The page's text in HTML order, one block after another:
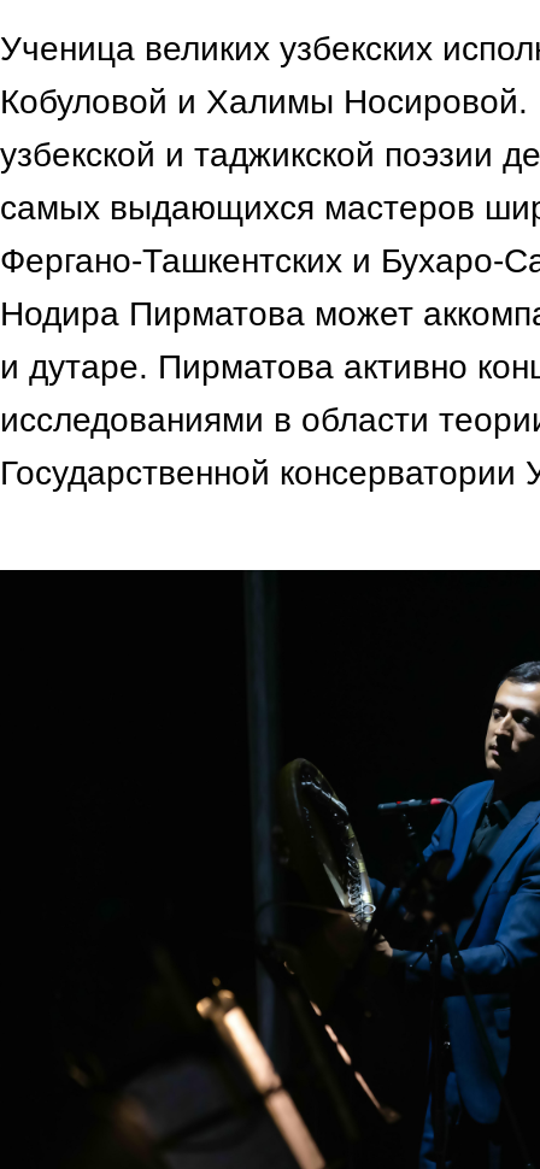
Ученица великих узбекских
Кобуловой и Халимы Носировой.
узбекской и таджикской поэзии
самых выдающихся мастеров
Фергано-Ташкентских и Бухаро-
Нодира Пирматова может
и дутаре. Пирматова активно
исследованиями в области
Государственной консерватории